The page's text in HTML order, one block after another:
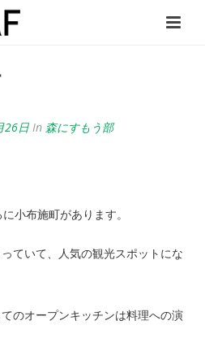
26日 In 森にすもう部
小布施町があります。
ていて、人気の観光スポットにな
のオープンキッチンは料理への演